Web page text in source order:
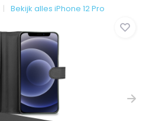
Bekijk alles iPhone 12 Pro